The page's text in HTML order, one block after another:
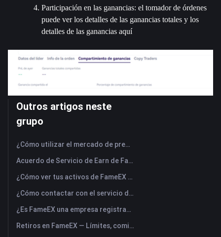
Participación en las ganancias: el tomador de órdenes
puede ver los detalles de las ganancias totales y los
detalles de las ganancias aquí
Outros artigos neste
grupo
¿Cómo utilizar el mercado de predicciones FameEX? (Web)
Acuerdo de Servicio de Earn de FameEX
¿Cómo ver tus activos de FameEX y transferir fondos? (Aplicación)
¿Cómo contactar con el servicio de atención al cliente online de FameEX?
¿Es FameEX una empresa registrada? Entidad operadora y registro
Retiros en FameEX — Límites, comisiones y tiempos